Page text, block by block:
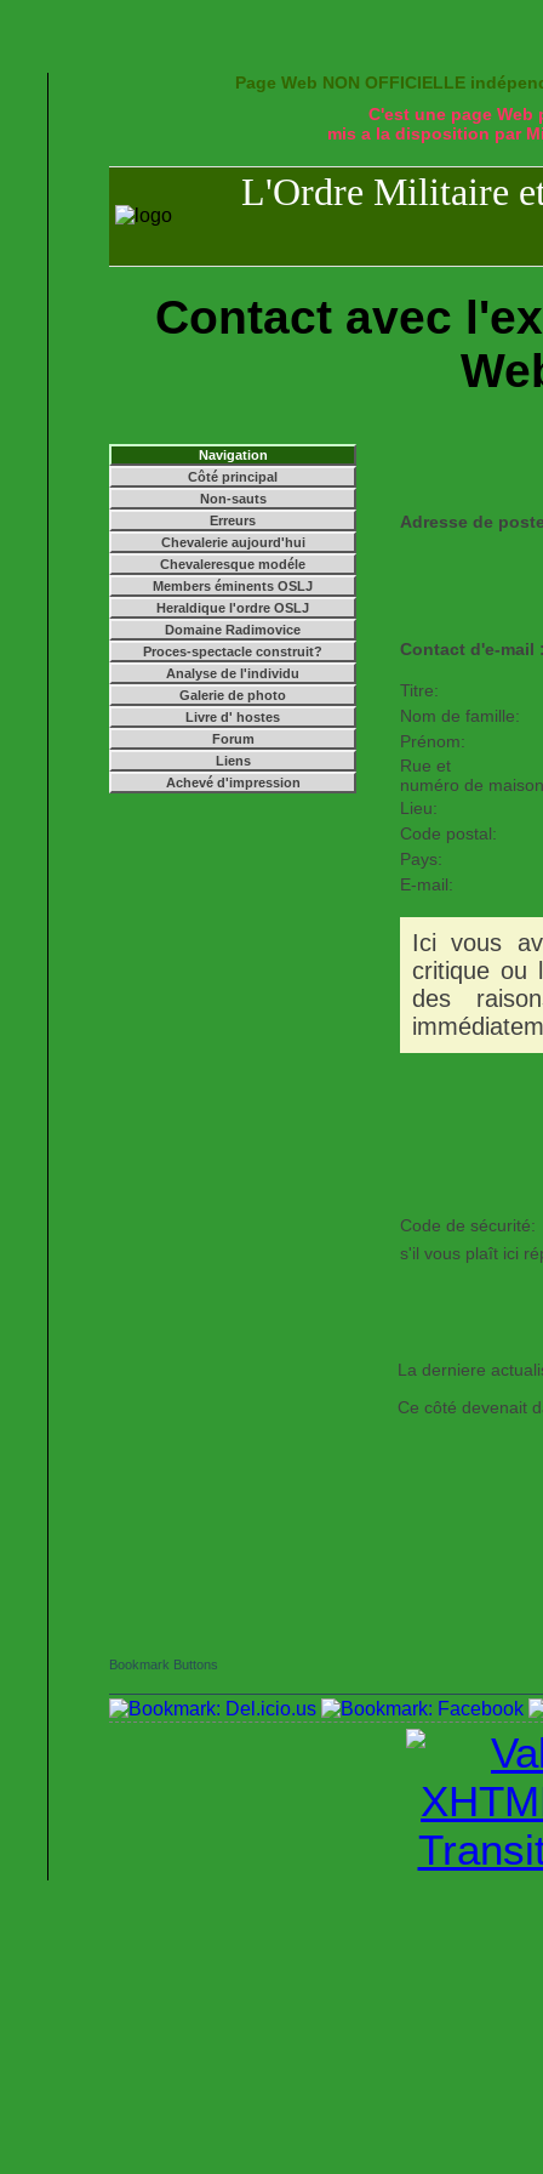
Page Web NON OFFICIELLE
C'est une page
mis a la disposition par
L'Ordre Militaire
Contact avec
Navigation
Côté principal
Non-sauts
Erreurs
Chevalerie aujourd'hui
Chevaleresque modéle
Members éminents OSLJ
Heraldique l'ordre OSLJ
Domaine Radimovice
Proces-spectacle construit?
Analyse de l'individu
Galerie de photo
Livre d' hostes
Forum
Liens
Achevé d'impression
Adresse de
Contact d'e-mail
Titre:
Nom de famille:
Prénom:
Rue et
numéro de maison
Lieu:
Code postal:
Pays:
E-mail:
Ici vous
critique ou
des
Code de sécurité:
s'il vous plaît ici
La derniere
Ce côté devenait
Bookmark Buttons